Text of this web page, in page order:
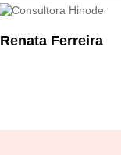
Renata Ferreira